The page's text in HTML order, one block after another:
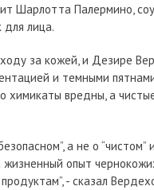
Шарлотта Палермино,
для лица.
за кожей, и Дезире
и темными
химикаты вредны, а
а не о “чистом”
опыт
- сказал